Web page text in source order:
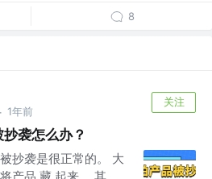
8
· 1年前
关注
袭怎么办？
抄袭是很正常的。 大